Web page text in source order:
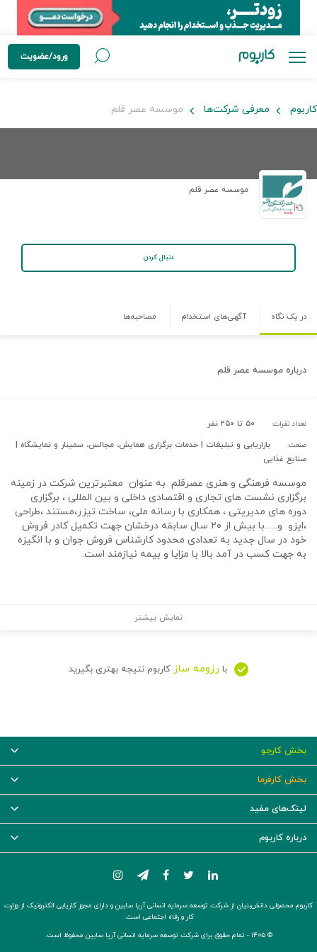
ورود/عضویت
کاربوم معرفی شرکت‌ها موسسه عصر قلم
موسسه عصر قلم
دنبال کردن
در یک نگاه آگهی‌های استخدام مصاحبه‌ها
درباره موسسه عصر قلم
تعداد نفرات: ۵۰ تا ۲۵۰ نفر
صنعت:
بازاریابی و تبلیغات | خدمات برگزاری همایش، مجالس، سمینار و نمایشگاه |
صنایع غذایی
موسسه فرهنگی و هنری عصرقلم به عنوان معتبرترین شرکت در زمینه
برگزاری نشست های تجاری و اقتصادی داخلی و بین المللی ، برگزاری
دوره های مدیریتی ، همکاری با رسانه ملی، ساخت تیزر،مستند ،طراحی
،ایزو و......با بیش از ۲۰ سال سابقه درخشان جهت تکمیل کادر فروش
خود در سال جدید به تعدادی محدود کارشناس فروش جوان و با انگیزه
به جهت کسب در آمد بالا با مزایا و بیمه نیازمند است.
نمایش بیشتر
با رزومه ساز کاربوم نتیجه بهتری بگیرید
بخش کارجو
بخش کارفرما
لینک‌های مفید
درباره کاربوم
کاربوم محصولی دانش‌بنیان از شرکت توسعه سرمایه انسانی آریا سابین و دارای مجوز کاریابی الکترونیک از وزارت
کار و رفاه اجتماعی است.
© ۱۴۰۵ -
تمام حقوق برای شرکت توسعه سرمایه انسانی آریا سابین محفوظ است.